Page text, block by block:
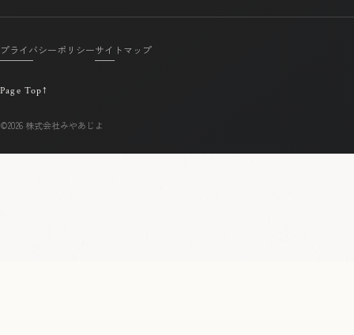
プライバシーポリシーサイトマップ
©2026 株式会社みやあじよ
Page Top↑